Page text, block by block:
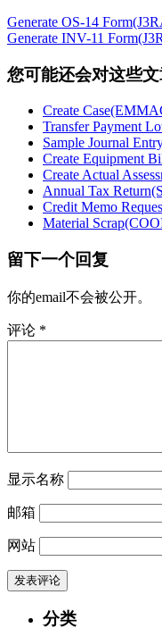
Generate OS-14
Generate INV-11
您可能还会对这些文
Create
Transfer Payment
Sample Journal
Create Equipment
Create Actual
Annual Tax
Credit Memo
Material
留下一个回复
你的email不会被公开。
评论 *
显示名称
邮箱
网站
分类